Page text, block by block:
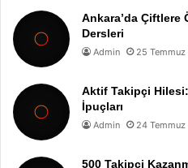
Ankara’da Çiftlere
Dersleri
Admin 25
Aktif Takipçi
İpuçları
Admin 24
500 Takipçi